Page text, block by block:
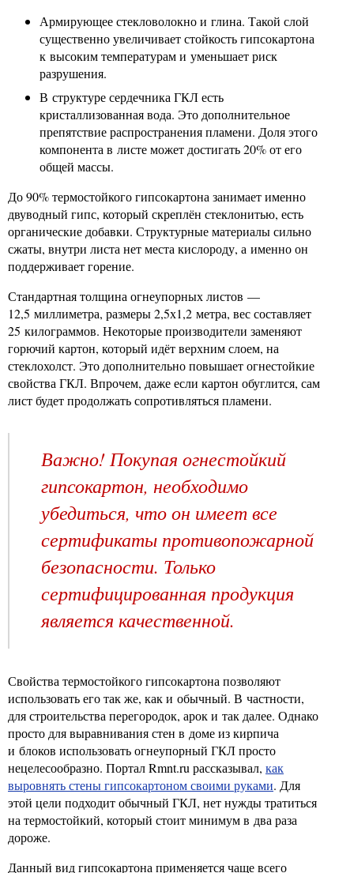
Армирующее стекловолокно и глина. Такой слой
существенно увеличивает стойкость гипсокартона
к высоким температурам и уменьшает риск
разрушения.
В структуре сердечника ГКЛ есть
кристаллизованная вода. Это дополнительное
препятствие распространения пламени. Доля этого
компонента в листе может достигать 20% от его
общей массы.
До 90% термостойкого гипсокартона занимает именно
двуводный гипс, который скреплён стеклонитью, есть
органические добавки. Структурные материалы сильно
сжаты, внутри листа нет места кислороду, а именно он
поддерживает горение.
Стандартная толщина огнеупорных листов —
12,5 миллиметра, размеры 2,5х1,2 метра, вес составляет
25 килограммов. Некоторые производители заменяют
горючий картон, который идёт верхним слоем, на
стеклохолст. Это дополнительно повышает огнестойкие
свойства ГКЛ. Впрочем, даже если картон обуглится, сам
лист будет продолжать сопротивляться пламени.
Важно! Покупая огнестойкий
гипсокартон, необходимо
убедиться, что он имеет все
сертификаты противопожарной
безопасности. Только
сертифицированная продукция
является качественной.
Свойства термостойкого гипсокартона позволяют
использовать его так же, как и обычный. В частности,
для строительства перегородок, арок и так далее. Однако
просто для выравнивания стен в доме из кирпича
и блоков использовать огнеупорный ГКЛ просто
нецелесообразно. Портал Rmnt.ru рассказывал, как
выровнять стены гипсокартоном своими руками. Для
этой цели подходит обычный ГКЛ, нет нужды тратиться
на термостойкий, который стоит минимум в два раза
дороже.
Данный вид гипсокартона применяется чаще всего